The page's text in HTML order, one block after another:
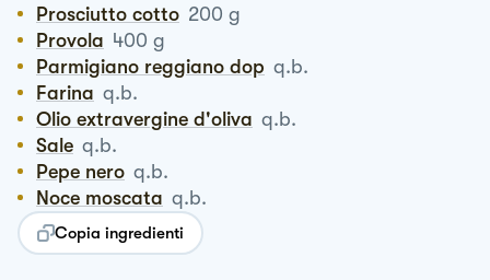
Prosciutto cotto 200 g
Provola 400 g
Parmigiano reggiano dop q.b.
Farina q.b.
Olio extravergine d'oliva q.b.
Sale q.b.
Pepe nero q.b.
Noce moscata q.b.
Copia ingredienti